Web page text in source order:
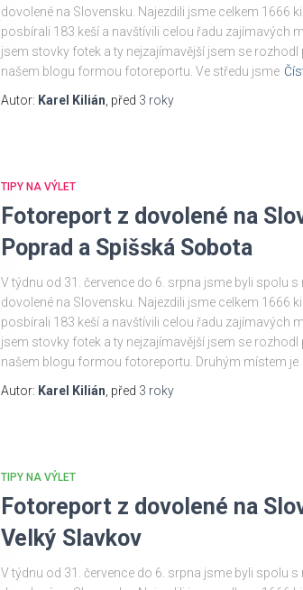
dovolené na Slovensku. Najezdili jsme celkem 1666
posbírali 183 keší a navštívili celou řadu zajímavých
jsem stovky fotek a ty nejzajímavější jsem se rozhodl
našem blogu formou fotoreportu. Ve středu jsme
Autor: Karel Kilián , před 3 roky
TIPY NA VÝLET
Fotoreport z dovolené na
Poprad a Spišská Sobota
V týdnu od 31. července do 6. srpna jsme byli spolu s
dovolené na Slovensku. Najezdili jsme celkem 1666
posbírali 183 keší a navštívili celou řadu zajímavých
jsem stovky fotek a ty nejzajímavější jsem se rozhodl
našem blogu formou fotoreportu. Druhým místem je
Autor: Karel Kilián , před 3 roky
TIPY NA VÝLET
Fotoreport z dovolené na
Velký Slavkov
V týdnu od 31. července do 6. srpna jsme byli spolu s